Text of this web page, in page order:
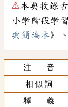
⚠本典收錄
小學階段學
典簡編本》
注 音
相 似 詞
釋 義